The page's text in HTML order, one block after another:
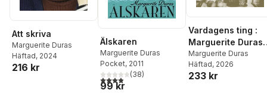
Att skriva
Marguerite Duras
Häftad, 2024
216 kr
Älskaren
Marguerite Duras
Pocket, 2011
3,9utav 5 stjärnor. Totalt antal röster:
(38)
99 kr
Vardagens ting :
Marguerite Duras
talar med Jérôme
Beaujour
Marguerite Duras
Häftad, 2026
233 kr